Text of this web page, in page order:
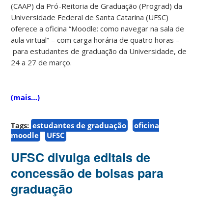
(CAAP) da Pró-Reitoria de Graduação (Prograd) da
Universidade Federal de Santa Catarina (UFSC)
oferece a oficina “Moodle: como navegar na sala de
aula virtual” – com carga horária de quatro horas –
para estudantes de graduação da Universidade, de
24 a 27 de março.
(mais…)
Tags: estudantes de graduação
oficina
moodle
UFSC
UFSC divulga editais de
concessão de bolsas para
graduação